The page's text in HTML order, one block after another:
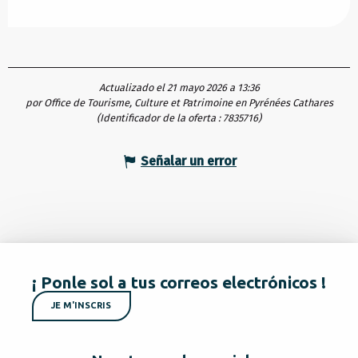
Actualizado el 21 mayo 2026 a 13:36
por Office de Tourisme, Culture et Patrimoine en Pyrénées Cathares
(Identificador de la oferta : 7835716)
Señalar un error
¡ Ponle sol a tus correos electrónicos !
JE M'INSCRIS